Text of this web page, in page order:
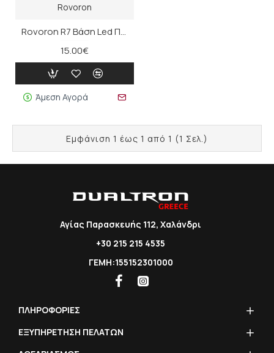
Rovoron
Rovoron R7 Βάση Led Πίσω
15.00€
Άμεση Αγορά
Εμφάνιση 1 έως 1 από 1 (1 Σελ.)
Αγίας Παρασκευής 112, Χαλάνδρι
+30 215 215 4535
ΓΕΜΗ:155152301000
ΠΛΗΡΟΦΟΡΙΕΣ
ΕΞΥΠΗΡΕΤΗΣΗ ΠΕΛΑΤΩΝ